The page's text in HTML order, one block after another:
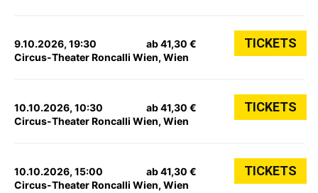
9.10.2026, 19:30
Circus-Theater Roncalli Wien, Wien
ab 41,30 € TICKETS
10.10.2026, 10:30
Circus-Theater Roncalli Wien, Wien
ab 41,30 € TICKETS
10.10.2026, 15:00
Circus-Theater Roncalli Wien, Wien
ab 41,30 € TICKETS